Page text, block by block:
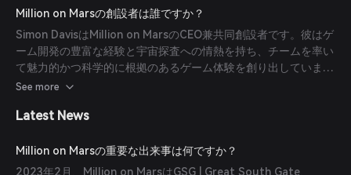
実の工学的課題を反映した複雑なクラフティングシステム。
Million on Marsの創設者は誰ですか？
Simon DavisはMillion on MarsのCEO兼共同創設者です。彼はゲ
ーム開発の豊富な経験と宇宙探査への情熱を持ち、チームを率い
て魅力的かつ科学的に根拠のあるゲーム体験を創り出していま
す。
See more
Latest News
Million on Marsの重要な出来事は何ですか？
2023年2月、Million on MarsはGSG | Great South Gate、